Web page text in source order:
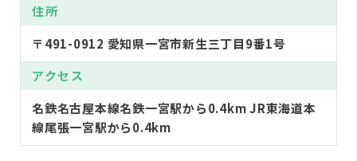
住所
〒491-0912 愛知県一宮市新生三丁目9番1号
アクセス
名鉄名古屋本線名鉄一宮駅から0.4km JR東海道本
線尾張一宮駅から0.4km